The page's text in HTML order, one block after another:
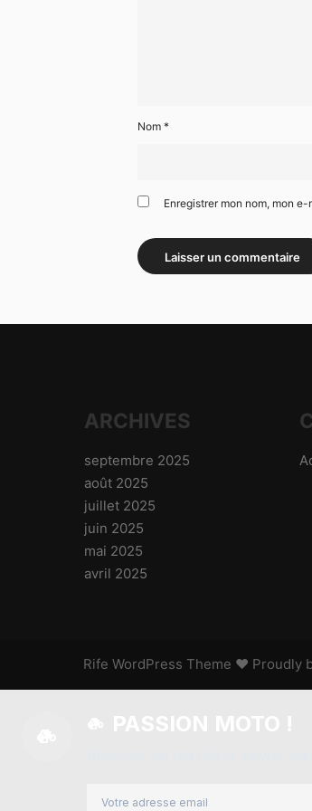
Nom *
Enregistrer mon nom, mon
ARCHIVES
septembre 2025
août 2025
juillet 2025
juin 2025
mai 2025
avril 2025
Rife WordPress Theme ♥ Proudly